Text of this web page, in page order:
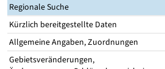
Regionale Suche
Kürzlich bereitgestellte Daten
Allgemeine Angaben, Zuordnungen
Gebietsveränderungen,